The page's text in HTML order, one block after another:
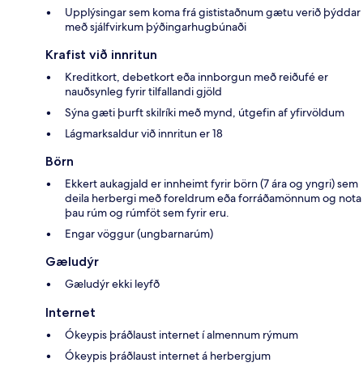
Upplýsingar sem koma frá gististaðnum gætu verið þýddar
með sjálfvirkum þýðingarhugbúnaði
Krafist við innritun
Kreditkort, debetkort eða innborgun með reiðufé er
nauðsynleg fyrir tilfallandi gjöld
Sýna gæti þurft skilríki með mynd, útgefin af yfirvöldum
Lágmarksaldur við innritun er 18
Börn
Ekkert aukagjald er innheimt fyrir börn (7 ára og yngri) sem
deila herbergi með foreldrum eða forráðamönnum og nota
þau rúm og rúmföt sem fyrir eru.
Engar vöggur (ungbarnarúm)
Gæludýr
Gæludýr ekki leyfð
Internet
Ókeypis þráðlaust internet í almennum rýmum
Ókeypis þráðlaust internet á herbergjum